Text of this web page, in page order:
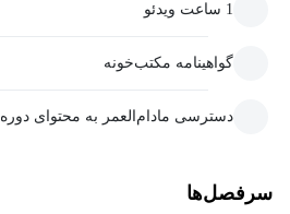
1 ساعت ویدئو
گواهینامه مکتب‌خونه
دسترسی مادام‌العمر به محتوای دوره
سرفصل‌ها